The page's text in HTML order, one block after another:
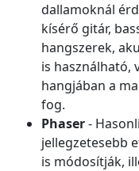
dallamoknál
kísérő gitár,
hangszerek,
is használható,
hangjában a
fog.
Phaser-
jellegzetesebb
is módosítják,